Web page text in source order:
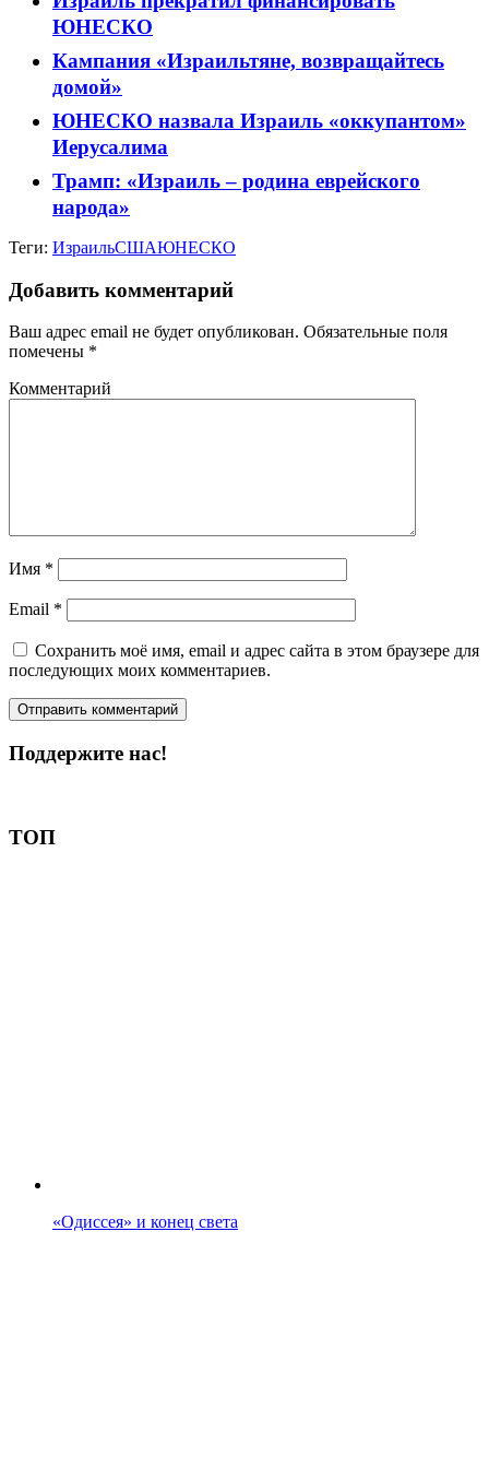
ЮНЕСКО
Кампания «Израильтяне, возвращайтесь
домой»
ЮНЕСКО назвала Израиль «оккупантом»
Иерусалима
Трамп: «Израиль – родина еврейского
народа»
Теги: ИзраильСШАЮНЕСКО
Добавить комментарий
Ваш адрес email не будет опубликован. Обязательные поля
помечены *
Комментарий
Имя *
Email *
Сохранить моё имя, email и адрес сайта в этом браузере для
последующих моих комментариев.
Поддержите нас!
ТОП
«Одиссея» и конец света